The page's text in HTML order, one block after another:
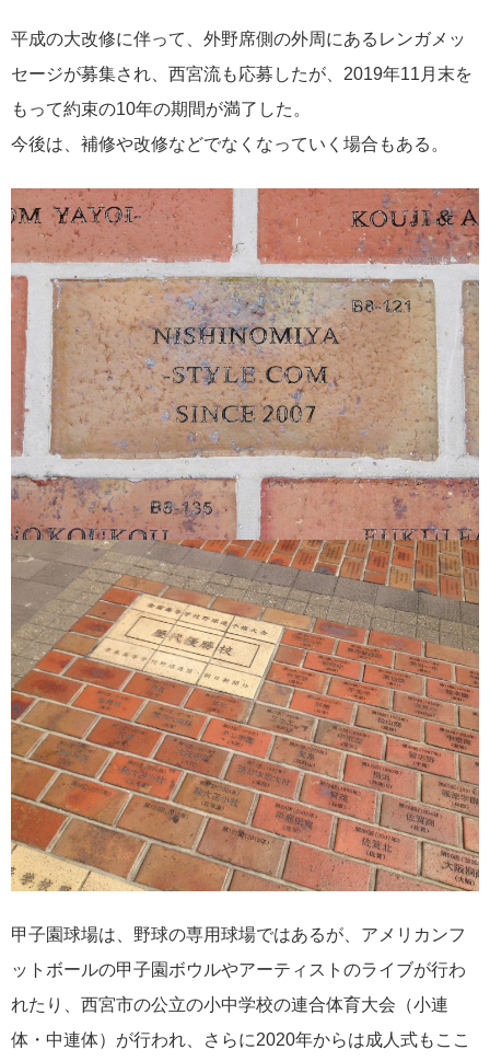
平成の大改修に伴って、外野席側の外周にあるレンガメッ
セージが募集され、西宮流も応募したが、2019年11月末を
もって約束の10年の期間が満了した。
今後は、補修や改修などでなくなっていく場合もある。
甲子園球場は、野球の専用球場ではあるが、アメリカンフ
ットボールの甲子園ボウルやアーティストのライブが行わ
れたり、西宮市の公立の小中学校の連合体育大会（小連
体・中連体）が行われ、さらに2020年からは成人式もここ